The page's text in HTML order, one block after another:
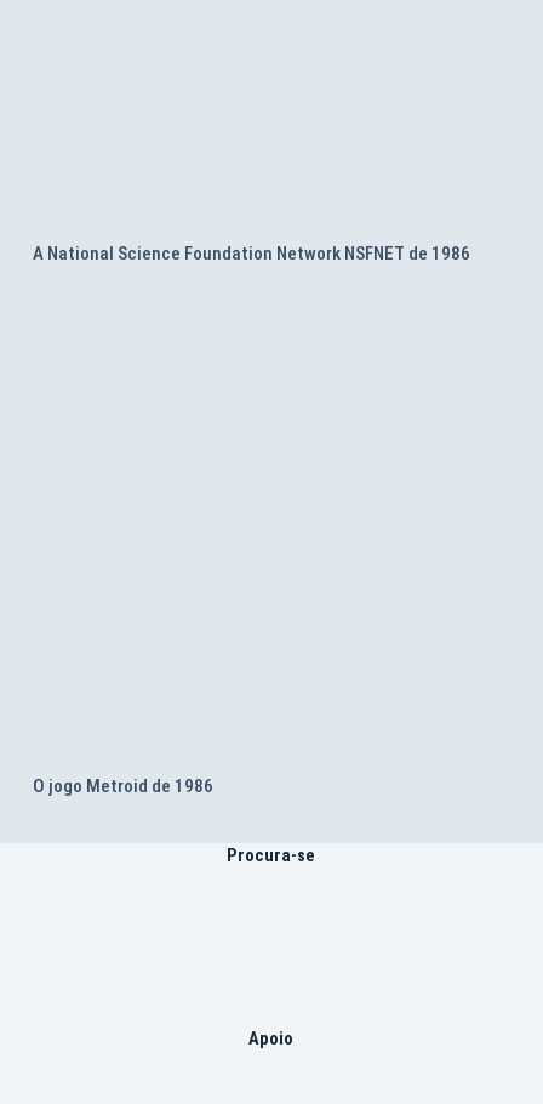
A National Science Foundation Network NSFNET de 1986
O jogo Metroid de 1986
Procura-se
Apoio